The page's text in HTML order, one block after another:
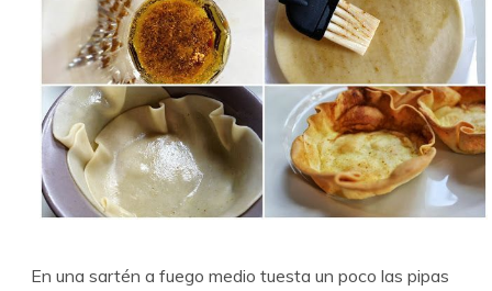
En una sartén a fuego medio tuesta un poco las pipas